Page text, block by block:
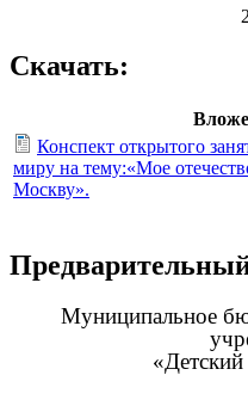
Скачать:
Конспект открытого
миру на тему:«Мое
Москву».
Муниципальное